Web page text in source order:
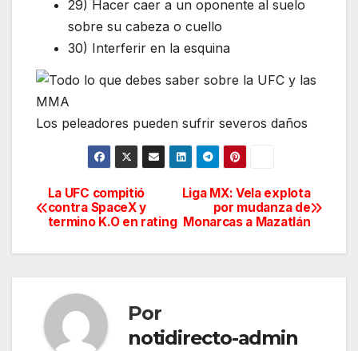
29) Hacer caer a un oponente al suelo
sobre su cabeza o cuello
30) Interferir en la esquina
Los peleadores pueden sufrir severos daños
Navegación
de
Liga MX: Vela explota
por mudanza de
Monarcas a Mazatlán
La UFC compitió
contra SpaceX y
termino K.O en rating
Por
notidirecto-admin